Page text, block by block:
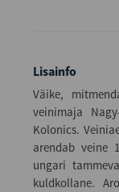
Lisainfo
Väike,
veinimaja
Kolonics.
arendab veine
ungari
kuldkollane.